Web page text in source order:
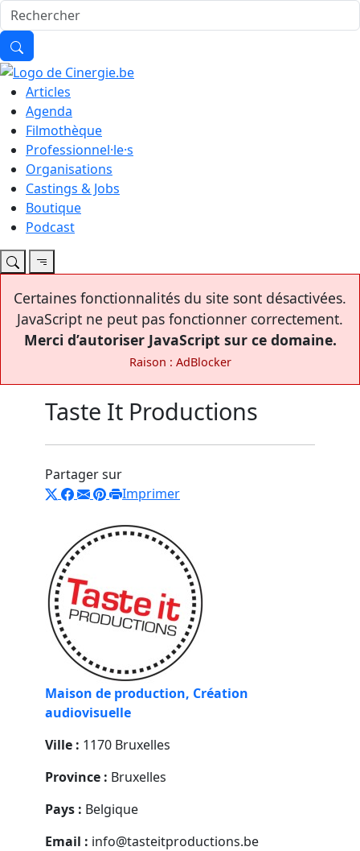
Articles
Agenda
Filmothèque
Professionnel·le·s
Organisations
Castings & Jobs
Boutique
Podcast
Certaines fonctionnalités du site sont désactivées.
JavaScript ne peut pas fonctionner correctement.
Merci d’autoriser JavaScript sur ce domaine.
Raison : AdBlocker
Taste It Productions
Partager sur
Imprimer
Maison de production, Création
audiovisuelle
Ville : 1170 Bruxelles
Province : Bruxelles
Pays : Belgique
Email : info@tasteitproductions.be